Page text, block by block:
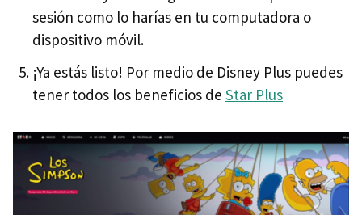
sesión como lo harías en tu computadora o
dispositivo móvil.
¡Ya estás listo! Por medio de Disney Plus puedes
tener todos los beneficios de Star Plus